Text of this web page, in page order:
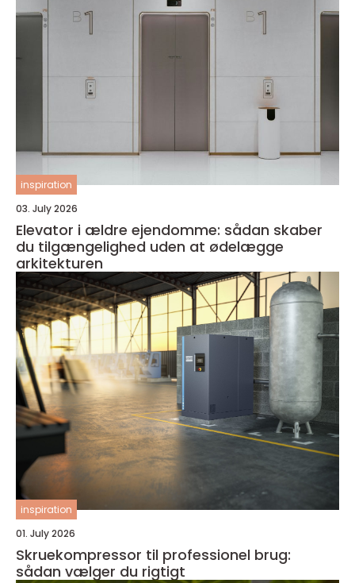
inspiration
03. July 2026
Elevator i ældre ejendomme: sådan skaber
du tilgængelighed uden at ødelægge
arkitekturen
inspiration
01. July 2026
Skruekompressor til professionel brug:
sådan vælger du rigtigt